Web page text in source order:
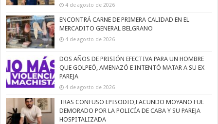
4 de agosto de 2026
ENCONTRÁ CARNE DE PRIMERA CALIDAD EN EL
MERCADITO GENERAL BELGRANO
4 de agosto de 2026
DOS AÑOS DE PRISIÓN EFECTIVA PARA UN HOMBRE
QUE GOLPEÓ, AMENAZÓ E INTENTÓ MATAR A SU EX
PAREJA
4 de agosto de 2026
TRAS CONFUSO EPISODIO,FACUNDO MOYANO FUE
DEMORADO POR LA POLICÍA DE CABA Y SU PAREJA
HOSPITALIZADA